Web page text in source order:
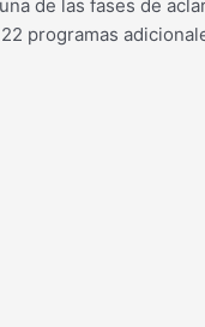
de las fases de
programas